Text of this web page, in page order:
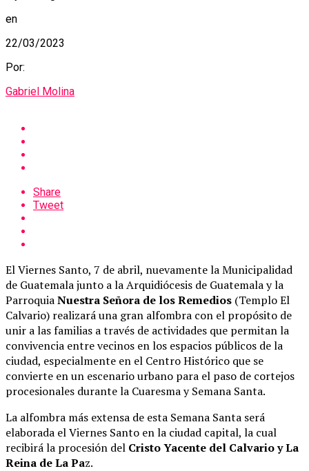
en
22/03/2023
Por:
Gabriel Molina
Share
Tweet
El Viernes Santo, 7 de abril, nuevamente la Municipalidad
de Guatemala junto a la Arquidiócesis de Guatemala y la
ParroquiaNuestra Señora de los Remedios (Templo El
Calvario) realizará una gran alfombra con el propósito de
unir a las familias a través de actividades que permitan la
convivencia entre vecinos en los espacios públicos de la
ciudad, especialmente en el Centro Histórico que se
convierte en un escenario urbano para el paso de cortejos
procesionales durante la Cuaresma y Semana Santa.
La alfombra más extensa de esta Semana Santa será
elaborada el Viernes Santo en la ciudad capital, la cual
recibirá la procesión del Cristo Yacente del Calvario y La
Reina de La Paz.